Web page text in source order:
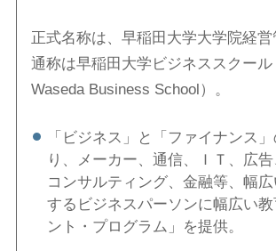
正式名称は、早稲田大学大学院経営
通称は早稲田大学ビジネススクール
Waseda Business School）。
「ビジネス」と「ファイナンス
り、メーカー、通信、ＩＴ、広告
コンサルティング、金融等、幅
するビジネスパーソンに幅広い
ント・プログラム」を提供。